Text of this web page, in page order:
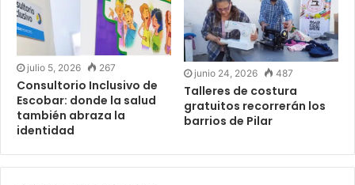
julio 5, 2026 267
Consultorio Inclusivo de
Escobar: donde la salud
también abraza la
identidad
junio 24, 2026 487
Talleres de costura
gratuitos recorrerán los
barrios de Pilar